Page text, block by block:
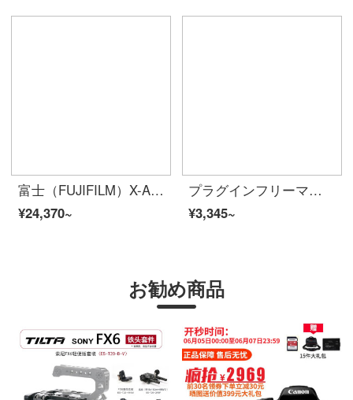
富士（FUJIFILM）X-A 5/XA 5 aレトロな微一眼レフデジタルカメラ自撮り美顔カメラXC 15-45 mmピンクレンズカバー
¥24,370~
プラグインフリーマイク無線Wifi超小型カメラミニハイビジョン家庭用監視カメラ携帯電話長距離超長待機ビデオ超長待機+64 G高速カード
¥3,345~
お勧め商品